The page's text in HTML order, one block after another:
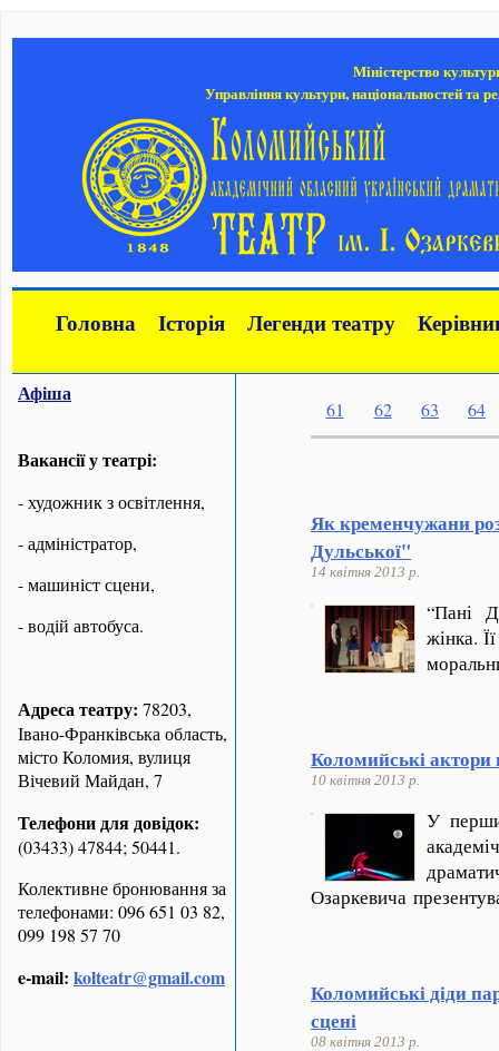
Міністерство
Управління культури, національностей та
Головна Історія Легенди театру
Афіша
Вакансії у театрі:
- художник з освітлення,
- адміністратор,
- машиніст сцени,
- водій автобуса.
Адреса театру: 78203,
Івано-Франківська область,
місто Коломия, вулиця
Вічевий Майдан, 7
Телефони для довідок:
(03433) 47844; 50441.
Колективне бронювання за
телефонами: 096 651 03 82,
099 198 57 70
e-mail: kolteatr@gmail.com
61 62 63 64
Як кременчужани
Дульської"
14 квітня 2013 р.
“Пані
жінка.
Коломийські
10 квітня 2013 р.
У
Озаркевича
Коломийські діди
сцені
08 квітня 2013 р.